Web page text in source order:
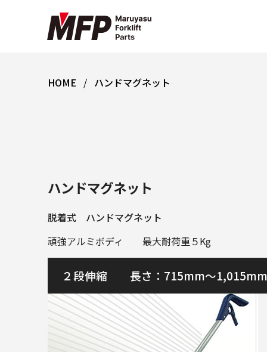
HOME ハンドマグネット
ハンドマグネット
脱着式 ハンドマグネット
頑強アルミボディ 最大耐荷重５Kg
２段伸縮 長さ：715mm～1,015mm